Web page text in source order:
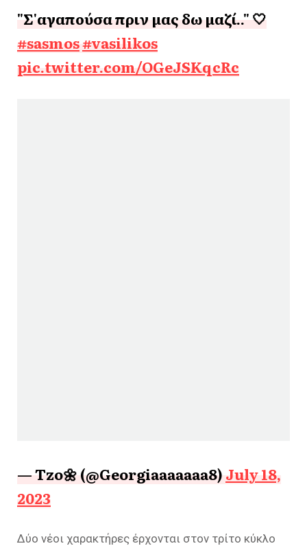
"Σ'αγαπούσα πριν μας δω μαζί.." 🤍
#sasmos#vasilikos
pic.twitter.com/OGeJSKqcRc
— Tzo🌼 (@Georgiaaaaaaa8)July 18,
2023
Δύο νέοι χαρακτήρες έρχονται στον τρίτο κύκλο